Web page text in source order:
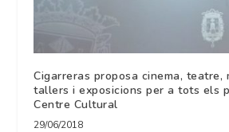
Cigarreras proposa cinema, teatre,
tallers i exposicions per a tots els
Centre Cultural
29/06/2018